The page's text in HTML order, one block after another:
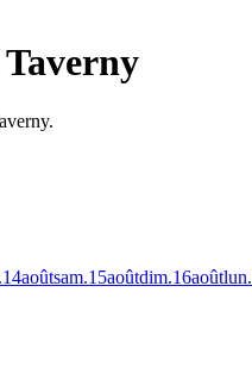
Taverny
14aoûtsam.15aoûtdim.16aoûtlun.